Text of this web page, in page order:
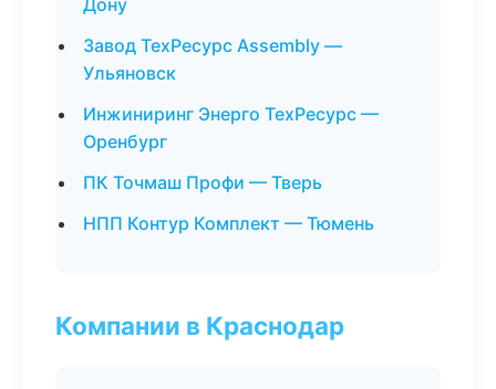
Дону
Завод ТехРесурс Assembly —
Ульяновск
Инжиниринг Энерго ТехРесурс —
Оренбург
ПК Точмаш Профи — Тверь
НПП Контур Комплект — Тюмень
Компании в Краснодар